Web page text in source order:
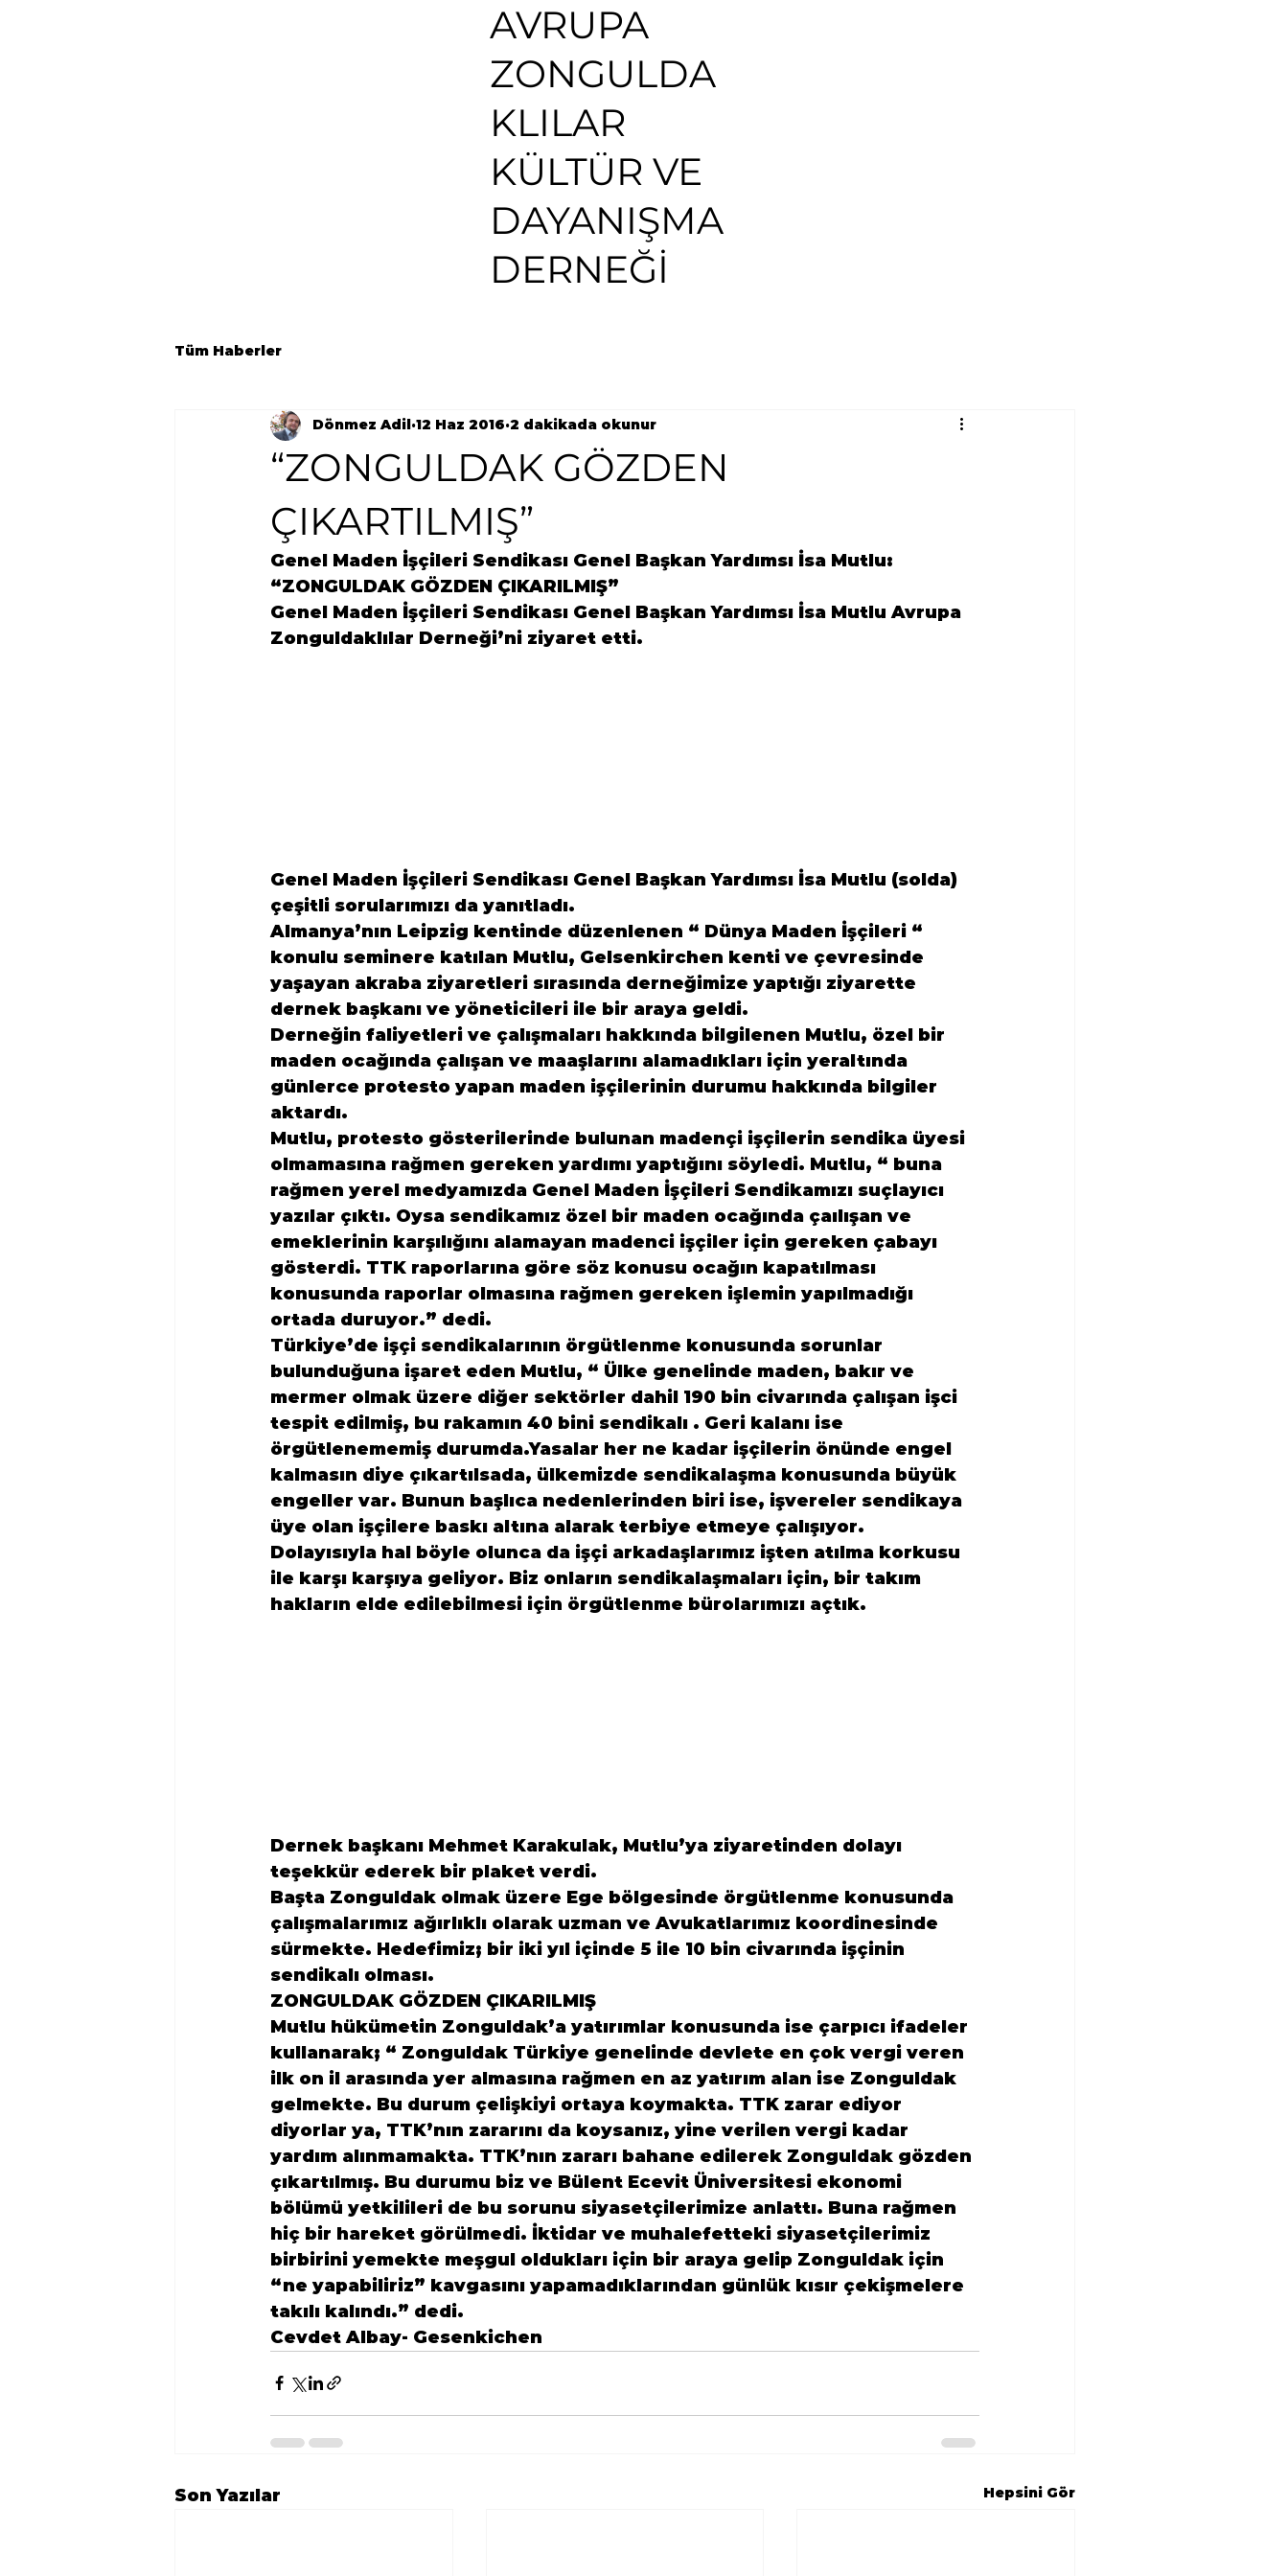
AVRUPA
ZONGULDA
KLILAR
KÜLTÜR VE
DAYANIŞMA
DERNEĞİ
Tüm Haberler
“ZONGULDAK GÖZDEN
ÇIKARTILMIŞ”
Dönmez Adil 12 Haz 2016 2 dakikada okunur
Genel Maden İşçileri Sendikası Genel Başkan Yardımsı İsa Mutlu:
“ZONGULDAK GÖZDEN ÇIKARILMIŞ”
Genel Maden İşçileri Sendikası Genel Başkan Yardımsı İsa Mutlu Avrupa
Zonguldaklılar Derneği’ni ziyaret etti.
Genel Maden İşçileri Sendikası Genel Başkan Yardımsı İsa Mutlu (solda)
çeşitli sorularımızı da yanıtladı.
Almanya’nın Leipzig kentinde düzenlenen “ Dünya Maden İşçileri “
konulu seminere katılan Mutlu, Gelsenkirchen kenti ve çevresinde
yaşayan akraba ziyaretleri sırasında derneğimize yaptığı ziyarette
dernek başkanı ve yöneticileri ile bir araya geldi.
Derneğin faliyetleri ve çalışmaları hakkında bilgilenen Mutlu, özel bir
maden ocağında çalışan ve maaşlarını alamadıkları için yeraltında
günlerce protesto yapan maden işçilerinin durumu hakkında bilgiler
aktardı.
Mutlu, protesto gösterilerinde bulunan madençi işçilerin sendika üyesi
olmamasına rağmen gereken yardımı yaptığını söyledi. Mutlu, “ buna
rağmen yerel medyamızda Genel Maden İşçileri Sendikamızı suçlayıcı
yazılar çıktı. Oysa sendikamız özel bir maden ocağında çaılışan ve
emeklerinin karşılığını alamayan madenci işçiler için gereken çabayı
gösterdi. TTK raporlarına göre söz konusu ocağın kapatılması
konusunda raporlar olmasına rağmen gereken işlemin yapılmadığı
ortada duruyor.” dedi.
Türkiye’de işçi sendikalarının örgütlenme konusunda sorunlar
bulunduğuna işaret eden Mutlu, “ Ülke genelinde maden, bakır ve
mermer olmak üzere diğer sektörler dahil 190 bin civarında çalışan işci
tespit edilmiş, bu rakamın 40 bini sendikalı . Geri kalanı ise
örgütlenememiş durumda.Yasalar her ne kadar işçilerin önünde engel
kalmasın diye çıkartılsada, ülkemizde sendikalaşma konusunda büyük
engeller var. Bunun başlıca nedenlerinden biri ise, işvereler sendikaya
üye olan işçilere baskı altına alarak terbiye etmeye çalışıyor.
Dolayısıyla hal böyle olunca da işçi arkadaşlarımız işten atılma korkusu
ile karşı karşıya geliyor. Biz onların sendikalaşmaları için, bir takım
hakların elde edilebilmesi için örgütlenme bürolarımızı açtık.
Dernek başkanı Mehmet Karakulak, Mutlu’ya ziyaretinden dolayı
teşekkür ederek bir plaket verdi.
Başta Zonguldak olmak üzere Ege bölgesinde örgütlenme konusunda
çalışmalarımız ağırlıklı olarak uzman ve Avukatlarımız koordinesinde
sürmekte. Hedefimiz; bir iki yıl içinde 5 ile 10 bin civarında işçinin
sendikalı olması.
ZONGULDAK GÖZDEN ÇIKARILMIŞ
Mutlu hükümetin Zonguldak’a yatırımlar konusunda ise çarpıcı ifadeler
kullanarak; “ Zonguldak Türkiye genelinde devlete en çok vergi veren
ilk on il arasında yer almasına rağmen en az yatırım alan ise Zonguldak
gelmekte. Bu durum çelişkiyi ortaya koymakta. TTK zarar ediyor
diyorlar ya, TTK’nın zararını da koysanız, yine verilen vergi kadar
yardım alınmamakta. TTK’nın zararı bahane edilerek Zonguldak gözden
çıkartılmış. Bu durumu biz ve Bülent Ecevit Üniversitesi ekonomi
bölümü yetkilileri de bu sorunu siyasetçilerimize anlattı. Buna rağmen
hiç bir hareket görülmedi. İktidar ve muhalefetteki siyasetçilerimiz
birbirini yemekte meşgul oldukları için bir araya gelip Zonguldak için
“ne yapabiliriz” kavgasını yapamadıklarından günlük kısır çekişmelere
takılı kalındı.” dedi.
Cevdet Albay- Gesenkichen
Son Yazılar Hepsini Gör